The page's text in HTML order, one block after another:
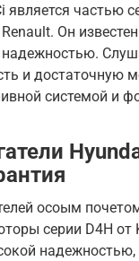
является частью
Он
надежностью.
и достаточную
системой и
осоым
серии D4H от